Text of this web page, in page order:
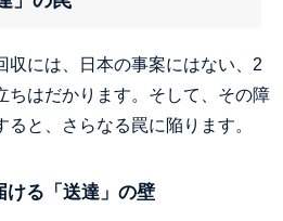
収には、日本の事案にはない、2
ちはだかります。そして、その障
と、さらなる罠に陥ります。
ける「送達」の壁